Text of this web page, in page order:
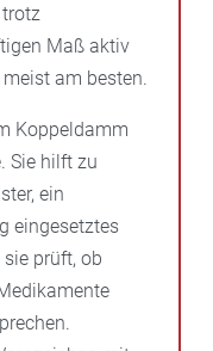
Maß aktiv
am besten.
Koppeldamm
Sie hilft zu
ein
eingesetztes
prüft, ob